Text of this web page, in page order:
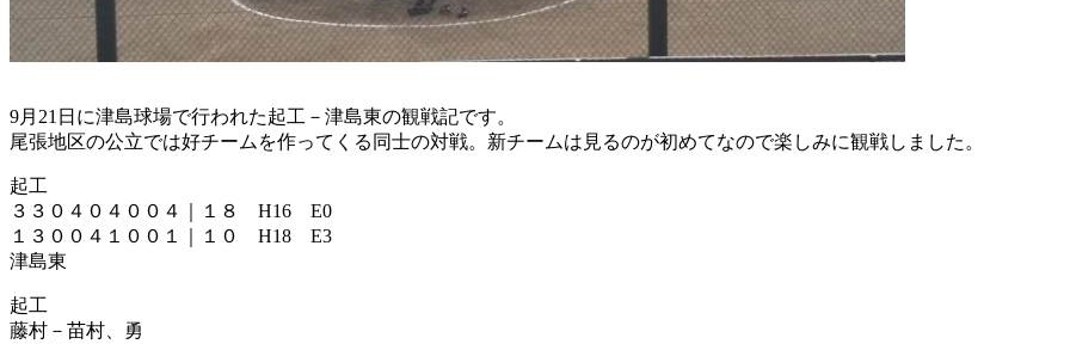
9月21日に津島球場で行われた起工－津島東の観戦記です。
尾張地区の公立では好チームを作ってくる同士の対戦。新チームは見るのが初めてなので楽しみに観戦しました。
起工
３３０４０４００４｜１８ H16 E0
１３００４１００１｜１０ H18 E3
津島東
起工
藤村－苗村、勇